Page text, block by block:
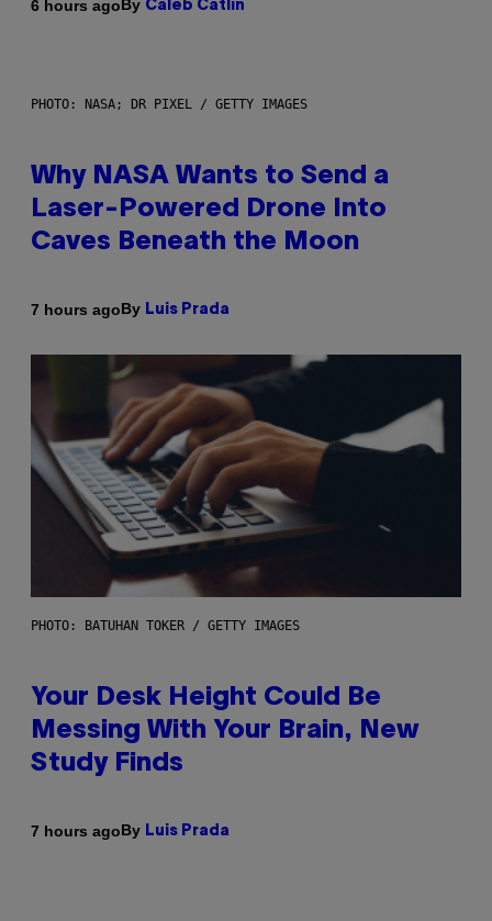
6 hours ago By Caleb Catlin
PHOTO: NASA; DR PIXEL / GETTY IMAGES
Why NASA Wants to Send a
Laser-Powered Drone Into
Caves Beneath the Moon
7 hours agoBy Luis Prada
PHOTO: BATUHAN TOKER / GETTY IMAGES
Your Desk Height Could Be
Messing With Your Brain, New
Study Finds
7 hours agoBy Luis Prada